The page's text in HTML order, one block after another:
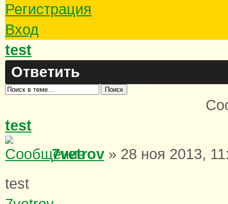
Регистрация
Вход
test
Ответить
test
7vetrov » 28 ноя 2013,
test